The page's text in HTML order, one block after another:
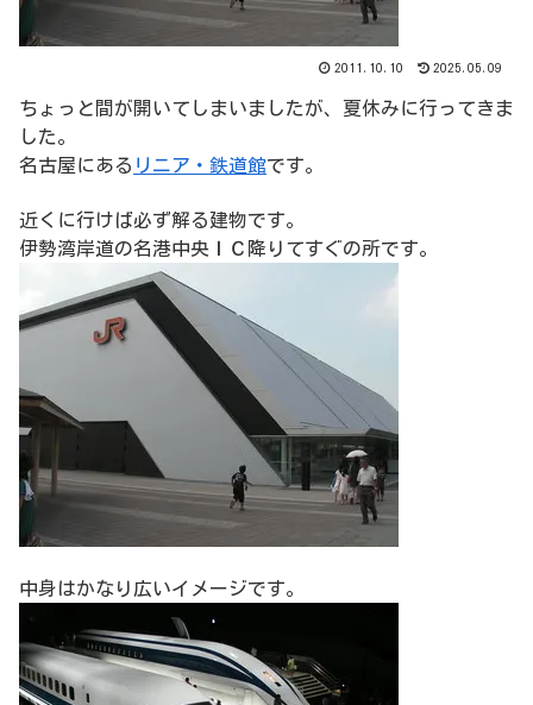
2011.10.10 2025.05.09
ちょっと間が開いてしまいましたが、夏休みに行ってきま
した。
名古屋にある リニア・鉄道館です。
近くに行けば必ず解る建物です。
伊勢湾岸道の名港中央ＩＣ降りてすぐの所です。
中身はかなり広いイメージです。